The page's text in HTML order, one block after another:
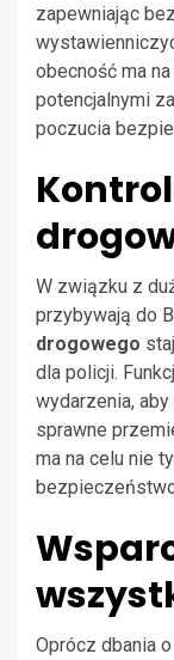
zapewniając
obecność ma
potencjalnymi
poczucia
W związku z
przybywają do
drogowego
dla policji.
wydarzenia,
sprawne
ma na celu nie
Oprócz dbania